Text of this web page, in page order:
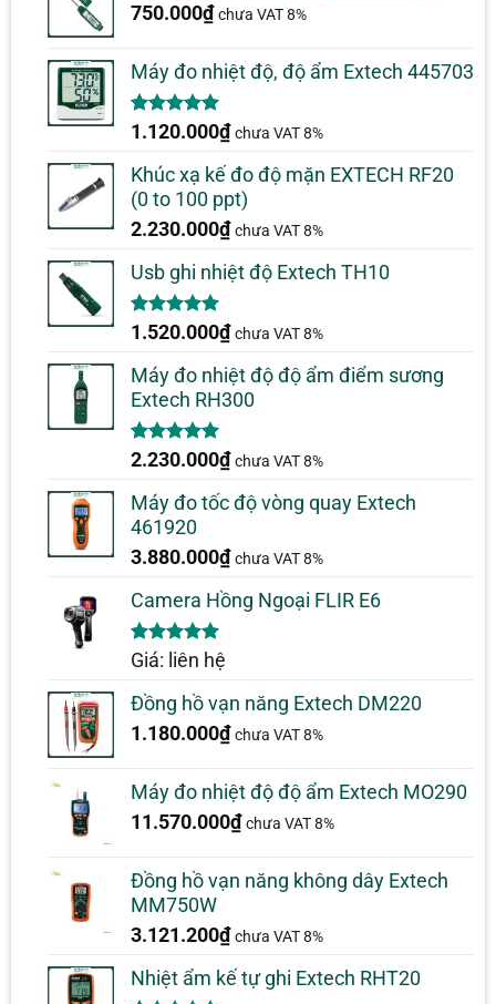
750.000₫ chưa VAT 8%
Máy đo nhiệt độ, độ ẩm Extech 445703
5.00trên 5
1
đánh giá
1.120.000₫ chưa VAT 8%
Khúc xạ kế đo độ mặn EXTECH RF20
(0 to 100 ppt)
2.230.000₫ chưa VAT 8%
Usb ghi nhiệt độ Extech TH10
5.00trên 5
1
đánh giá
1.520.000₫ chưa VAT 8%
Máy đo nhiệt độ độ ẩm điểm sương
Extech RH300
5.00trên 5
1
đánh giá
2.230.000₫ chưa VAT 8%
Máy đo tốc độ vòng quay Extech
461920
3.880.000₫ chưa VAT 8%
Camera Hồng Ngoại FLIR E6
5.00trên 5
1
đánh giá
Giá: liên hệ
Đồng hồ vạn năng Extech DM220
1.180.000₫ chưa VAT 8%
Máy đo nhiệt độ độ ẩm Extech MO290
11.570.000₫ chưa VAT 8%
Đồng hồ vạn năng không dây Extech
MM750W
3.121.200₫ chưa VAT 8%
Nhiệt ẩm kế tự ghi Extech RHT20